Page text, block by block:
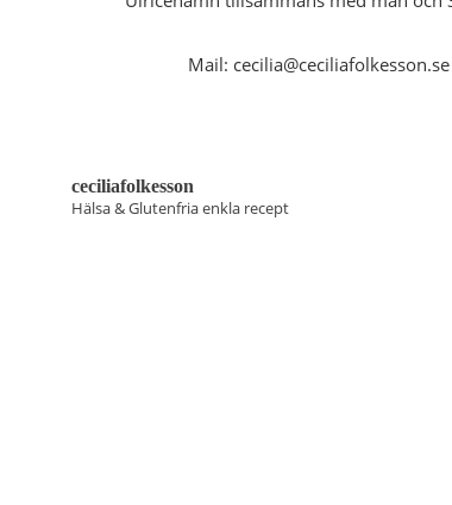
Mail: cecilia@ceciliafolkesson.se
ceciliafolkesson
Hälsa & Glutenfria enkla recept